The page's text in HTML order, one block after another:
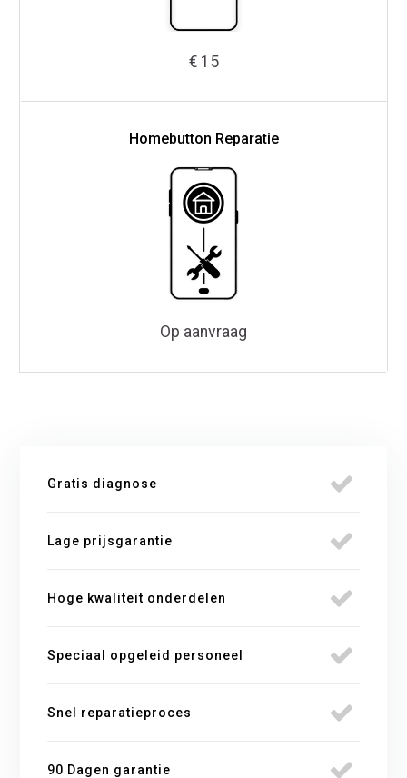
€ 15
Homebutton Reparatie
Op aanvraag
Gratis diagnose
Lage prijsgarantie
Hoge kwaliteit onderdelen
Speciaal opgeleid personeel
Snel reparatieproces
90 Dagen garantie